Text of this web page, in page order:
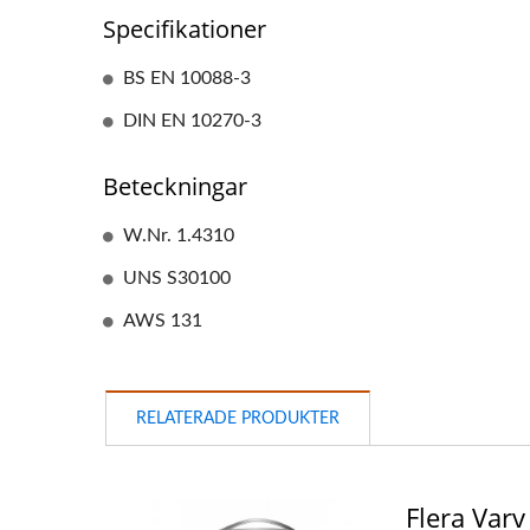
Specifikationer
BS EN 10088-3
DIN EN 10270-3
Beteckningar
W.Nr. 1.4310
UNS S30100
AWS 131
RELATERADE PRODUKTER
Flera